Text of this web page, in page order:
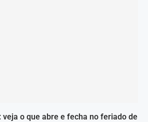
veja o que abre e fecha no feriado de